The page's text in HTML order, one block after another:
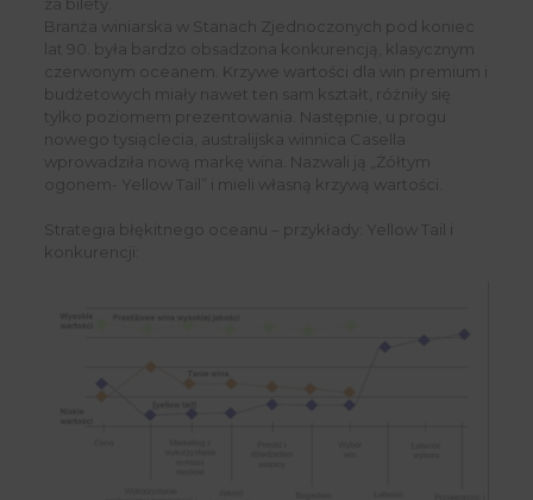
za bilety.
Branża winiarska w Stanach Zjednoczonych pod koniec
lat 90. była bardzo obsadzona konkurencją, klasycznym
czerwonym oceanem. Krzywe wartości dla win premium i
budżetowych miały nawet ten sam kształt, różniły się
tylko poziomem prezentowania. Następnie, u progu
nowego tysiąclecia, australijska winnica Casella
wprowadziła nową markę wina. Nazwali ją „Żółtym
ogonem- Yellow Tail” i mieli własną krzywą wartości.
Strategia błękitnego oceanu – przykłady: Yellow Tail i
konkurencji: